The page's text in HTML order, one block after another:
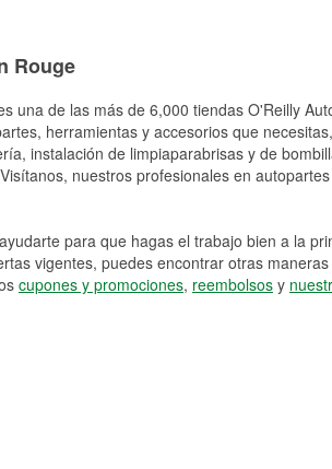
Rouge
una de las más de 6,000 tiendas O'Reilly
herramientas y accesorios que
instalación de limpiaparabrisas y de
nuestros profesionales en
para que hagas el trabajo bien a la
vigentes, puedes encontrar otras
cupones y promociones, reembolsos y